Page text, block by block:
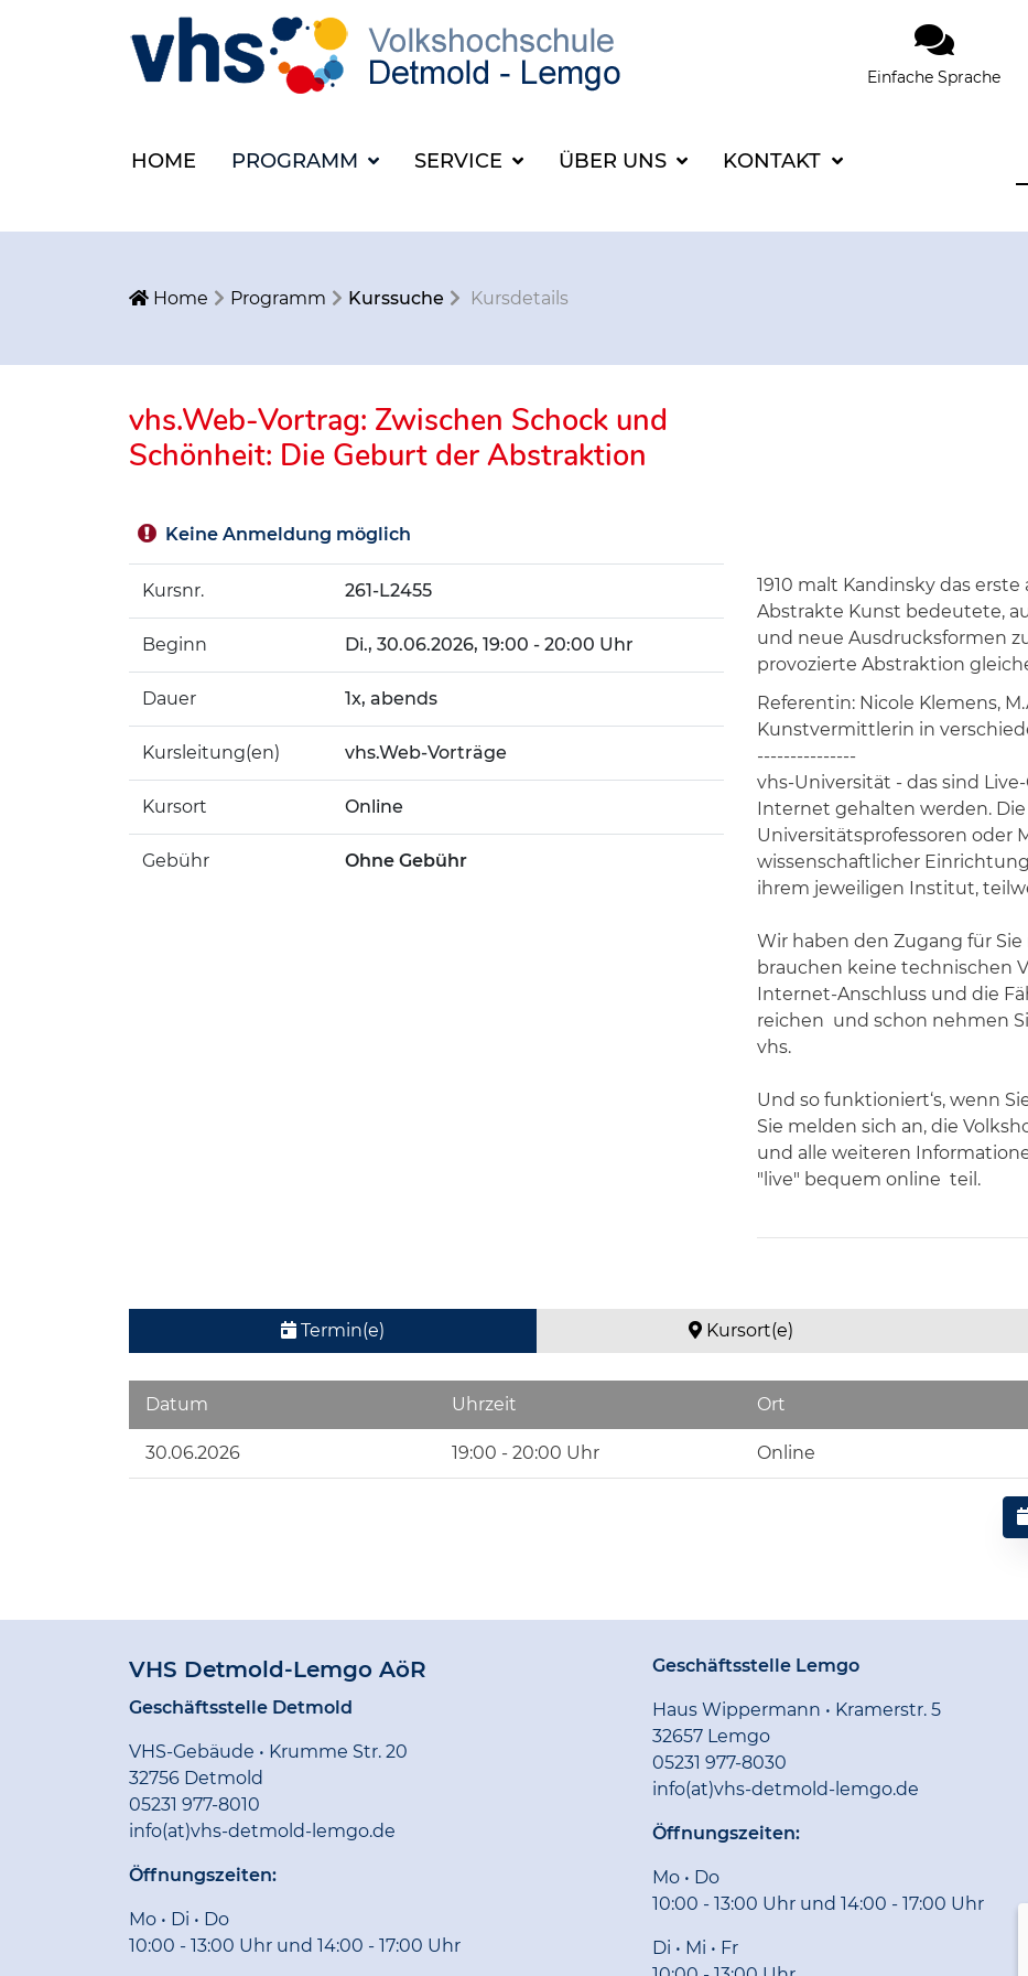
Einfache Sprache
HOME PROGRAMM SERVICE ÜBER UNS KONTAKT
Home Programm Kurssuche Kursdetails
vhs.Web-Vortrag: Zwischen Schock und
Schönheit: Die Geburt der Abstraktion
Keine Anmeldung möglich
Kursnr. 261-L2455
Beginn Di., 30.06.2026, 19:00 - 20:00 Uhr
Dauer 1x, abends
Kursleitung(en) vhs.Web-Vorträge
Kursort Online
Gebühr Ohne Gebühr
1910 malt Kandinsky das
Abstrakte Kunst bedeutete,
und neue Ausdrucksformen
provozierte Abstraktion
Referentin: Nicole Klemens,
Kunstvermittlerin in
---------------
vhs-Universität - das sind
Internet gehalten werden.
Universitätsprofessoren oder
wissenschaftlicher
ihrem jeweiligen Institut,
Wir haben den Zugang für
brauchen keine technischen
Internet-Anschluss und die
reichen und schon nehmen
vhs.
Und so funktioniert‘s, wenn
Sie melden sich an, die
und alle weiteren
"live" bequem online teil.
Termin(e) Kursort(e)
Datum Uhrzeit Ort
30.06.2026 19:00 - 20:00 Uhr Online
VHS Detmold-Lemgo AöR
Geschäftsstelle Detmold
VHS-Gebäude • Krumme Str. 20
32756 Detmold
05231 977-8010
info(at)vhs-detmold-lemgo.de
Öffnungszeiten:
Mo • Di • Do
10:00 - 13:00 Uhr und 14:00 - 17:00 Uhr
Geschäftsstelle Lemgo
Haus Wippermann • Kramerstr. 5
32657 Lemgo
05231 977-8030
info(at)vhs-detmold-lemgo.de
Öffnungszeiten:
Mo • Do
10:00 - 13:00 Uhr und 14:00 - 17:00 Uhr
Di • Mi • Fr